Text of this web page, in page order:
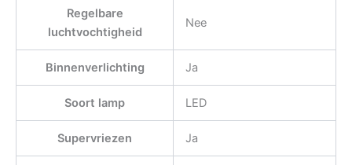
Regelbare
luchtvochtigheid
Nee
Binnenverlichting Ja
Soort lamp LED
Supervriezen Ja